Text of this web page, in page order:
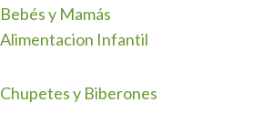
Bebés y Mamás
Alimentacion Infantil
Chupetes y Biberones